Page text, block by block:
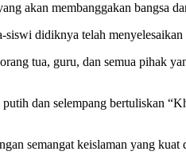
akan membanggakan bangsa
didiknya telah menyelesaikan
tua, guru, dan semua pihak
dan selempang bertuliskan
semangat keislaman yang kuat